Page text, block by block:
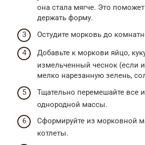
она стала мягче. Это
держать форму.
Остудите морковь до
Добавьте к моркови яйцо,
измельченный чеснок (если
мелко нарезанную зелень,
Тщательно перемешайте все
однородной массы.
Сформируйте из морковной
котлеты.